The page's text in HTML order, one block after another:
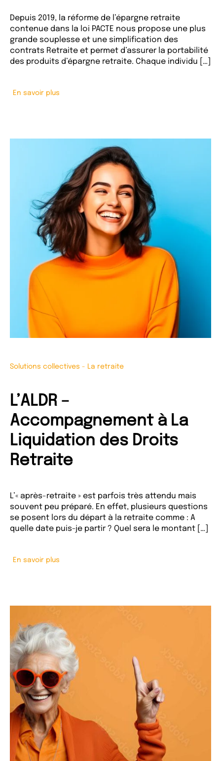
Depuis 2019, la réforme de l’épargne retraite
contenue dans la loi PACTE nous propose une plus
grande souplesse et une simplification des
contrats Retraite et permet d’assurer la portabilité
des produits d’épargne retraite. Chaque individu […]
En savoir plus
Solutions collectives - La retraite
L’ALDR –
Accompagnement à La
Liquidation des Droits
Retraite
L’« après-retraite » est parfois très attendu mais
souvent peu préparé. En effet, plusieurs questions
se posent lors du départ à la retraite comme : A
quelle date puis-je partir ? Quel sera le montant […]
En savoir plus